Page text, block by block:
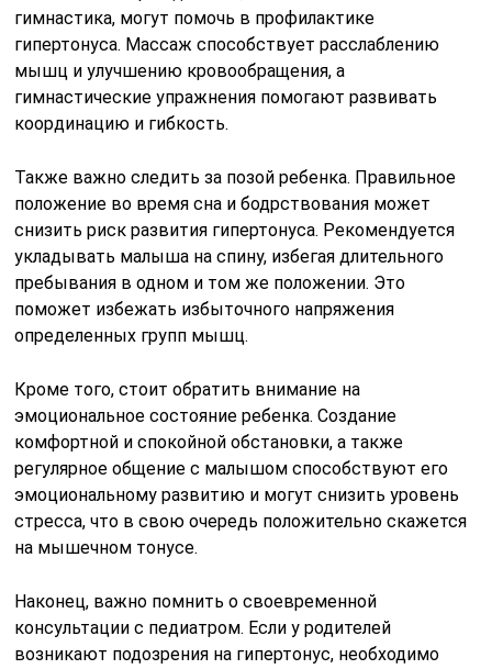
гимнастика, могут помочь в профилактике
гипертонуса. Массаж способствует расслаблению
мышц и улучшению кровообращения, а
гимнастические упражнения помогают развивать
координацию и гибкость.
Также важно следить за позой ребенка. Правильное
положение во время сна и бодрствования может
снизить риск развития гипертонуса. Рекомендуется
укладывать малыша на спину, избегая длительного
пребывания в одном и том же положении. Это
поможет избежать избыточного напряжения
определенных групп мышц.
Кроме того, стоит обратить внимание на
эмоциональное состояние ребенка. Создание
комфортной и спокойной обстановки, а также
регулярное общение с малышом способствуют его
эмоциональному развитию и могут снизить уровень
стресса, что в свою очередь положительно скажется
на мышечном тонусе.
Наконец, важно помнить о своевременной
консультации с педиатром. Если у родителей
возникают подозрения на гипертонус, необходимо